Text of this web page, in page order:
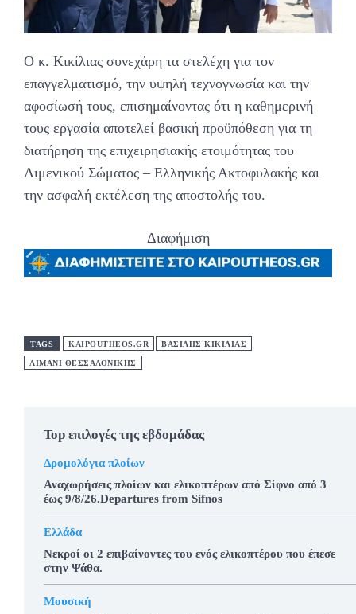
Ο κ. Κικίλιας συνεχάρη τα στελέχη για τον
επαγγελματισμό, την υψηλή τεχνογνωσία και την
αφοσίωσή τους, επισημαίνοντας ότι η καθημερινή
τους εργασία αποτελεί βασική προϋπόθεση για τη
διατήρηση της επιχειρησιακής ετοιμότητας του
Λιμενικού Σώματος – Ελληνικής Ακτοφυλακής και
την ασφαλή εκτέλεση της αποστολής του.
Διαφήμιση
TAGS KAIPOUTHEOS.GR ΒΑΣΙΛΗΣ ΚΙΚΙΛΙΑΣ
ΛΙΜΑΝΙ ΘΕΣΣΑΛΟΝΙΚΗΣ
Top επιλογές της εβδομάδας
Δρομολόγια πλοίων
Αναχωρήσεις πλοίων και ελικοπτέρων από Σίφνο από 3
έως 9/8/26.Departures from Sifnos
Ελλάδα
Νεκροί οι 2 επιβαίνοντες του ενός ελικοπτέρου που έπεσε
στην Ψάθα.
Μουσική